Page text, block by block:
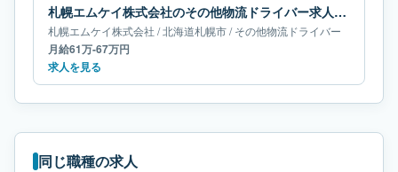
札幌エムケイ株式会社のその他物流ドライバー求人｜北海道札幌市｜月給61万-67万円
札幌エムケイ株式会社 /北海道札幌市/その他物流ドライバー
月給61万-67万円
求人を見る
同じ職種の求人